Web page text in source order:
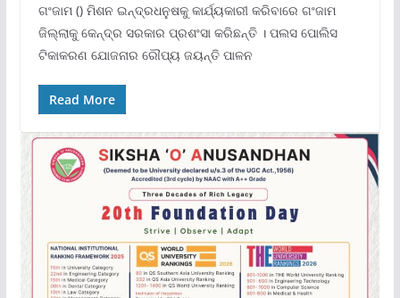
ଗଂଜାମ () ମିଶନ ଇନ୍ଦ୍ରଧନୁଷକୁ କାର୍ଯ୍ୟକାରୀ କରିବାରେ ଗଂଜାମ
ଜିଲ୍ଲାକୁ କେନ୍ଦ୍ର ସରକାର ପ୍ରଶଂସା କରିଛନ୍ତି । ପଲସ ପୋଲିସ
ଟିକାକରଣ ଯୋଜନାର ରୌପ୍ୟ ଜୟନ୍ତି ପାଳନ
Read More